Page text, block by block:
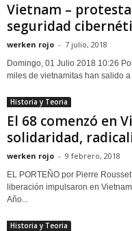
Vietnam –
seguridad
werken rojo - 7 julio, 2018
Domingo, 01 Julio 2018 10:26
miles de vietnamitas han salido
Historia y Teoria
El 68 comenzó en
solidaridad,
werken rojo - 9 febrero, 2018
EL PORTEÑO por Pierre
liberación impulsaron en
Año...
Historia y Teoria